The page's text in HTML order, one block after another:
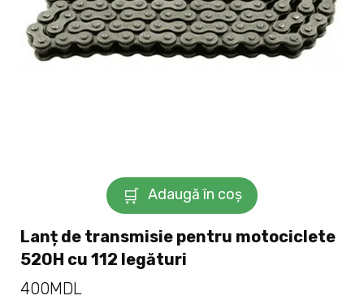
Adaugă în coș
Lanț de transmisie pentru motociclete
520H cu 112 legături
400MDL